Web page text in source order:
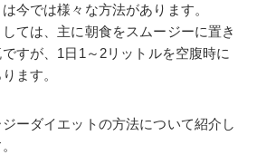
今では様々な方法があります。
ては、主に朝食をスムージーに置き
すが、1日1～2リットルを空腹時に
ます。
ーダイエットの方法について紹介し